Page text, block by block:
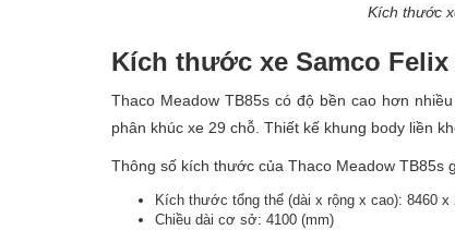
Kích thước
Kích thước xe Samco Felix
Thaco Meadow TB85s có độ bền cao hơn
phân khúc xe 29 chỗ. Thiết kế khung body liền
Thông số kích thước của Thaco Meadow TB85s
Kích thước tổng thể (dài x rộng x cao): 8460 x
Chiều dài cơ sở: 4100 (mm)